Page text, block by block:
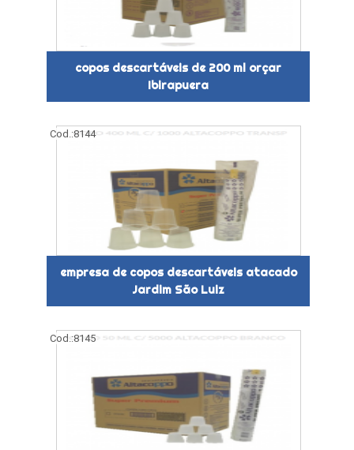
copos descartáveis de 200 ml orçar
Ibirapuera
Cod.:8144
empresa de copos descartáveis atacado
Jardim São Luiz
Cod.:8145